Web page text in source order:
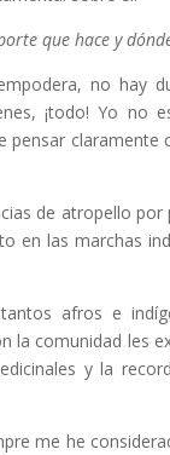
que hace y
no hay
¡todo! Yo no
claramente
de atropello
en las marchas
afros e
la comunidad les
y la
me he